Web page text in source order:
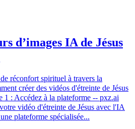
d’images IA de Jésus
réconfort spirituel à travers la
créer des vidéos d'étreinte de Jésus
: Accédez à la plateforme -- pxz.ai
vidéo d'étreinte de Jésus avec l'IA
plateforme spécialisée...